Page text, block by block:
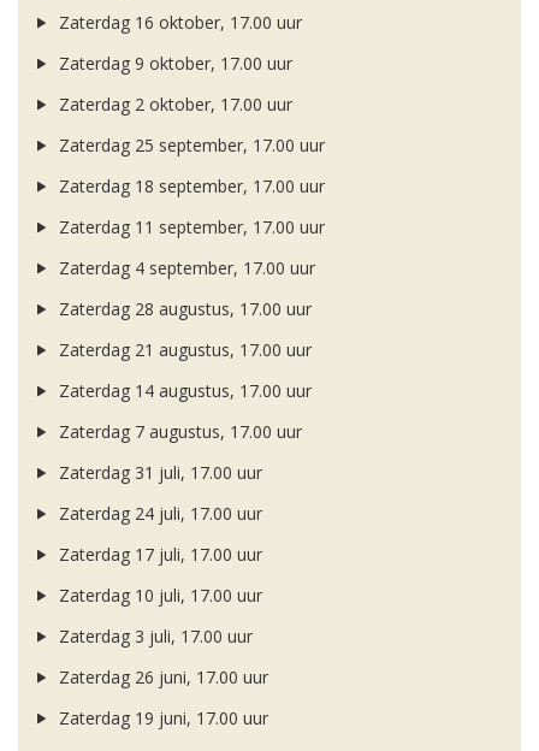
Zaterdag 16 oktober, 17.00 uur
Zaterdag 9 oktober, 17.00 uur
Zaterdag 2 oktober, 17.00 uur
Zaterdag 25 september, 17.00 uur
Zaterdag 18 september, 17.00 uur
Zaterdag 11 september, 17.00 uur
Zaterdag 4 september, 17.00 uur
Zaterdag 28 augustus, 17.00 uur
Zaterdag 21 augustus, 17.00 uur
Zaterdag 14 augustus, 17.00 uur
Zaterdag 7 augustus, 17.00 uur
Zaterdag 31 juli, 17.00 uur
Zaterdag 24 juli, 17.00 uur
Zaterdag 17 juli, 17.00 uur
Zaterdag 10 juli, 17.00 uur
Zaterdag 3 juli, 17.00 uur
Zaterdag 26 juni, 17.00 uur
Zaterdag 19 juni, 17.00 uur